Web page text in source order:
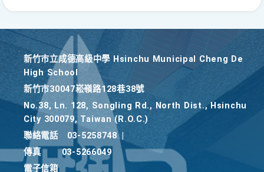
新竹巿立成德高級中學 Hsinchu Municipal Cheng De
High School
新竹巿30047崧嶺路128巷38號
No.38, Ln. 128, Songling Rd., North Dist., Hsinchu
City 300079, Taiwan (R.O.C.)
聯絡電話
03-5258748
傳真
03-5266049
電子信箱